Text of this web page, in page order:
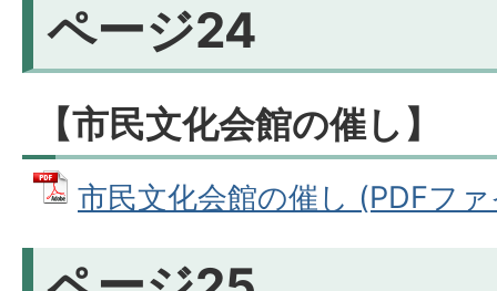
ページ24
【市民文化会館の催し】
市民文化会館の催し (PDFフ